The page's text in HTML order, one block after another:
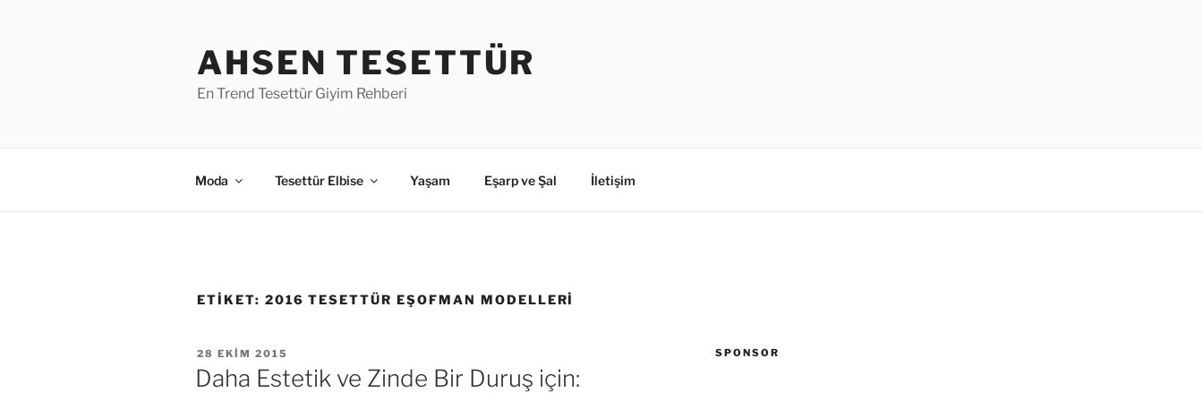
AHSEN TESETTÜR
En Trend Tesettür Giyim Rehberi
Moda Tesettür Elbise Yaşam Eşarp ve Şal İletişim
ETIKET: 2016 TESETTÜR EŞOFMAN MODELLERI
YAYIM
TARIHI
28 EKIM 2015
Daha Estetik ve Zinde Bir Duruş için:
SPONSOR